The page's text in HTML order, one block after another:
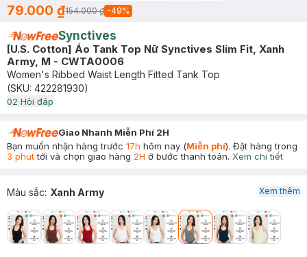
79.000 ₫154.000 ₫ -49%
Synctives
[U.S. Cotton] Áo Tank Top Nữ Synctives Slim Fit, Xanh
Army, M - CWTA0006
Women's Ribbed Waist Length Fitted Tank Top
(SKU: 422281930)
02 Hỏi đáp
Giao Nhanh Miễn Phí 2H
Bạn muốn nhận hàng trước 17h hôm nay (Miễn phí). Đặt hàng trong
3 phúttới và chọn giao hàng 2H ở bước thanh toán. Xem chi tiết
Màu sắc: Xanh Army Xem thêm